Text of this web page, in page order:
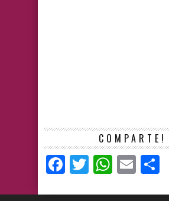
COMPARTE!
Facebook
Twitter